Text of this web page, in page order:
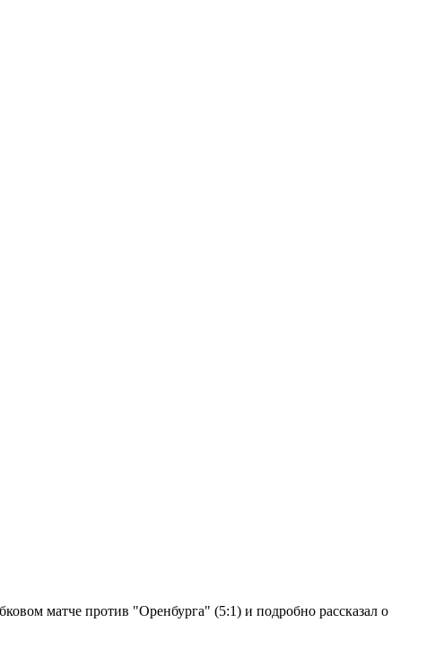
матче против "Оренбурга" (5:1) и подробно рассказал о